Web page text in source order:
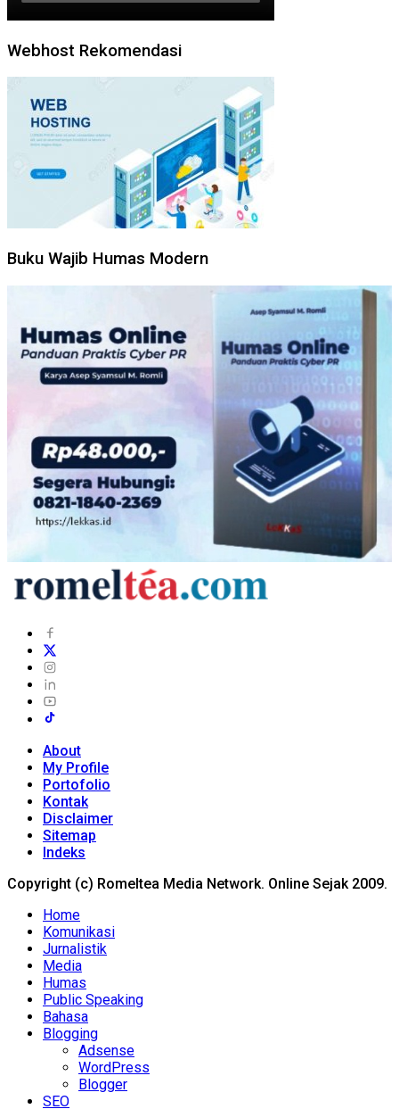
Webhost Rekomendasi
Buku Wajib Humas Modern
About
My Profile
Portofolio
Kontak
Disclaimer
Sitemap
Indeks
Copyright (c) Romeltea Media Network. Online Sejak 2009.
Home
Komunikasi
Jurnalistik
Media
Humas
Public Speaking
Bahasa
Blogging
Adsense
WordPress
Blogger
SEO